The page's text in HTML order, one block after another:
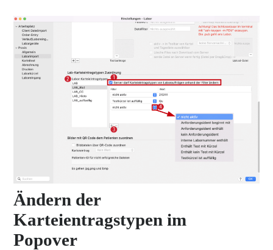
Ändern der
Karteientragstypen im
Popover